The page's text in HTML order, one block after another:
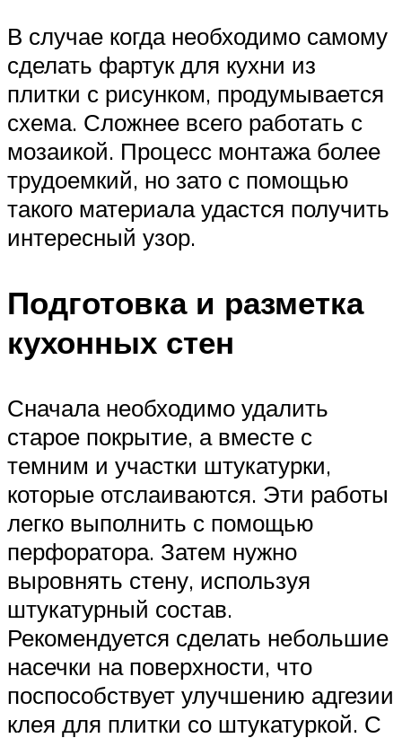
В случае когда необходимо самому
сделать фартук для кухни из
плитки с рисунком, продумывается
схема. Сложнее всего работать с
мозаикой. Процесс монтажа более
трудоемкий, но зато с помощью
такого материала удастся получить
интересный узор.
Подготовка и разметка
кухонных стен
Сначала необходимо удалить
старое покрытие, а вместе с
темним и участки штукатурки,
которые отслаиваются. Эти работы
легко выполнить с помощью
перфоратора. Затем нужно
выровнять стену, используя
штукатурный состав.
Рекомендуется сделать небольшие
насечки на поверхности, что
поспособствует улучшению адгезии
клея для плитки со штукатуркой. С